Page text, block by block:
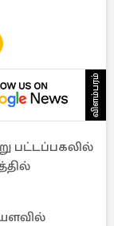
விளம்பரம்
பட்டப்பகலில்